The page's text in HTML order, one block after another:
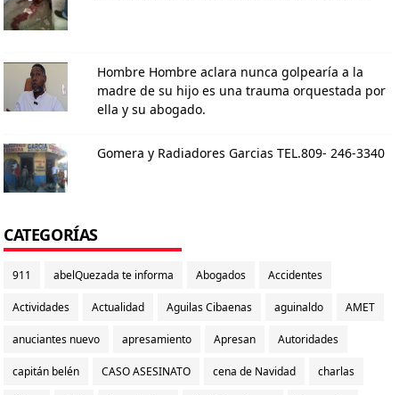
Hombre Hombre aclara nunca golpearía a la
madre de su hijo es una trauma orquestada por
ella y su abogado.
Gomera y Radiadores Garcias TEL.809- 246-3340
CATEGORÍAS
911 abelQuezada te informa Abogados Accidentes
Actividades Actualidad Aguilas Cibaenas aguinaldo AMET
anuciantes nuevo apresamiento Apresan Autoridades
capitán belén CASO ASESINATO cena de Navidad charlas